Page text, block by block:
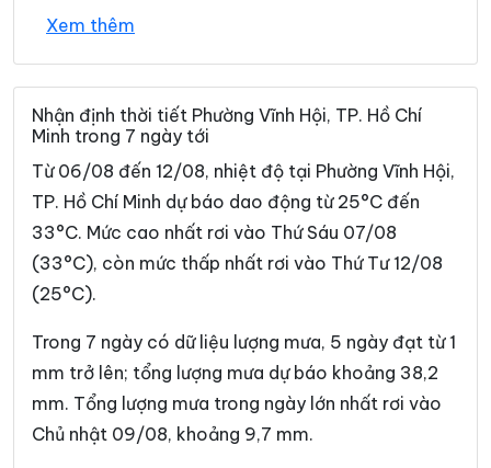
Phường Bình Tân
Phường Bình Thạnh Phường Bình Thới
Phường Bình Tiên Phường Bình Trị Đông
Phường Bình Trưng
Phường Cầu Kiệu Phường Cầu Ông Lãnh
Phường Chánh Hiệp Phường Chánh Hưng
Phường Chánh Phú Hòa
Phường Diên Hồng Phường Đông Hòa
Phường Đông Hưng Thuận Phường Đức Nhuận
Phường Gia Định
Xem thêm
Nhận định thời tiết Phường Vĩnh Hội, TP. Hồ Chí
Minh trong 7 ngày tới
Từ 06/08 đến 12/08, nhiệt độ tại Phường Vĩnh Hội,
TP. Hồ Chí Minh dự báo dao động từ 25°C đến
33°C. Mức cao nhất rơi vào Thứ Sáu 07/08
(33°C), còn mức thấp nhất rơi vào Thứ Tư 12/08
(25°C).
Trong 7 ngày có dữ liệu lượng mưa, 5 ngày đạt từ 1
mm trở lên; tổng lượng mưa dự báo khoảng 38,2
mm. Tổng lượng mưa trong ngày lớn nhất rơi vào
Chủ nhật 09/08, khoảng 9,7 mm.